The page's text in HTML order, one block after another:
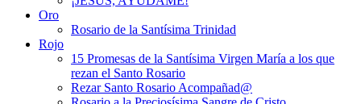
Oro
Rosario de la Santísima Trinidad
Rojo
15 Promesas de la Santísima Virgen María a los que
rezan el Santo Rosario
Rezar Santo Rosario Acompañad@